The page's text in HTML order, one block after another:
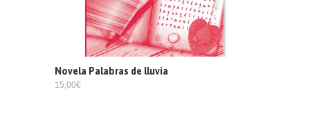
Novela Palabras de lluvia
15,00€